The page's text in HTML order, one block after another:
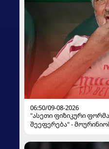
06:50/09-08-2026
"ასეთი ფიზიკური
შეეფერება" -